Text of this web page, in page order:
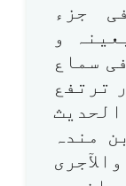
جزء
و
سماع
ترتفع
مندہ